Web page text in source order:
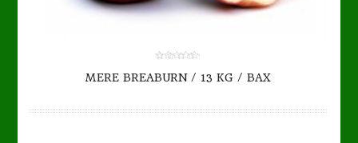
out
of
MERE BREABURN / 13 KG / BAX